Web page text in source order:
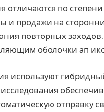
отличаются по
и продажи на
повторных
оболочки ап
используют
отправку